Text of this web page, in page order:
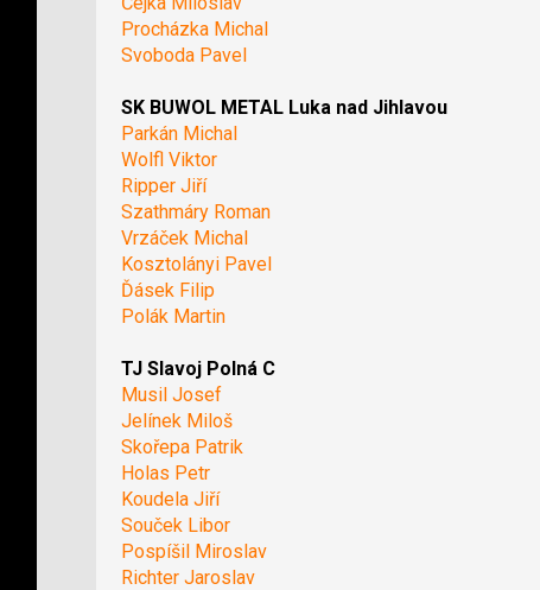
Procházka Michal
Svoboda Pavel
SK BUWOL METAL Luka nad Jihlavou
Parkán Michal
Wolfl Viktor
Ripper Jiří
Szathmáry Roman
Vrzáček Michal
Kosztolányi Pavel
Ďásek Filip
Polák Martin
TJ Slavoj Polná C
Musil Josef
Jelínek Miloš
Skořepa Patrik
Holas Petr
Koudela Jiří
Souček Libor
Pospíšil Miroslav
Richter Jaroslav